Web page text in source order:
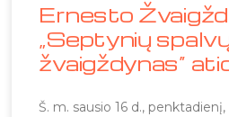
Ernesto
„Septynių
žvaigždynas“
Š. m. sausio 16 d.,